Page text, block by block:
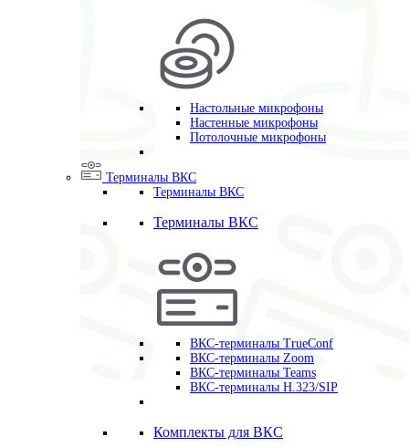
Настольные микрофоны
Настенные микрофоны
Потолочные микрофоны
Терминалы ВКС
Терминалы ВКС
Терминалы ВКС
ВКС-терминалы TrueConf
ВКС-терминалы Zoom
ВКС-терминалы Teams
ВКС-терминалы H.323/SIP
Комплекты для ВКС